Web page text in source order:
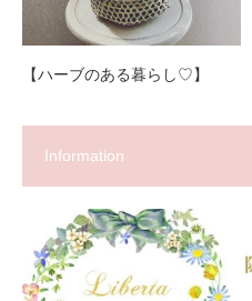
【ハーブのある暮らし♡】
Information